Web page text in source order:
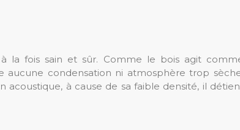
la fois sain et sûr. Comme le bois agit
condensation ni atmosphère trop
acoustique, à cause de sa faible densité, il